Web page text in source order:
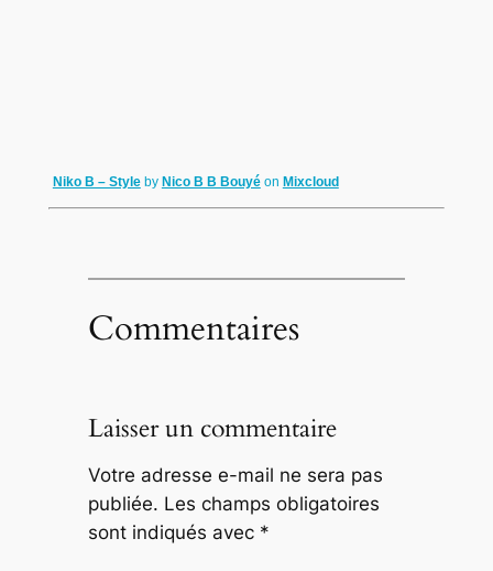
Niko B – Styleby Nico B B Bouyéon Mixcloud
Commentaires
Laisser un commentaire
Votre adresse e-mail ne sera pas
publiée. Les champs obligatoires
sont indiqués avec *